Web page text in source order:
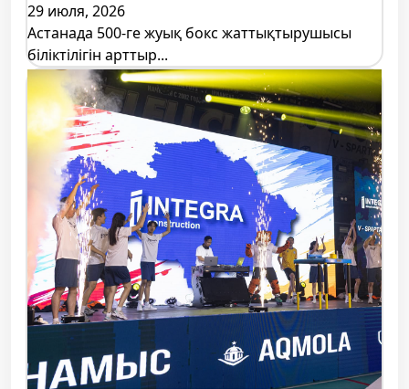
29 июля, 2026
Астанада 500-ге жуық бокс жаттықтырушысы
біліктілігін арттыр...